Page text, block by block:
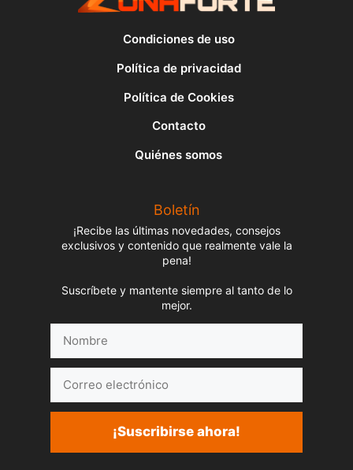
Condiciones de uso
Política de privacidad
Política de Cookies
Contacto
Quiénes somos
Boletín
¡Recibe las últimas novedades, consejos
exclusivos y contenido que realmente vale la
pena!
Suscríbete y mantente siempre al tanto de lo
mejor.
electrónico
¡Suscribirse ahora!